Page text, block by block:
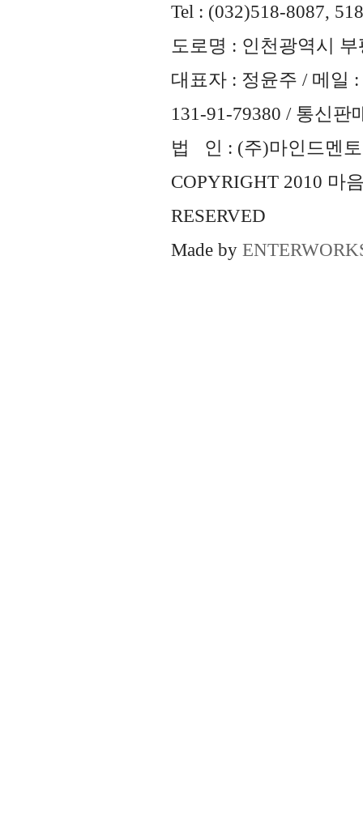
Tel : (032)518-8087,
도로명 : 인천광역시
대표자 : 정윤주 / 메일 :
131-91-79380 / 통신판
법 인 : (주)마인드멘토
COPYRIGHT 2010 마
RESERVED
Made by